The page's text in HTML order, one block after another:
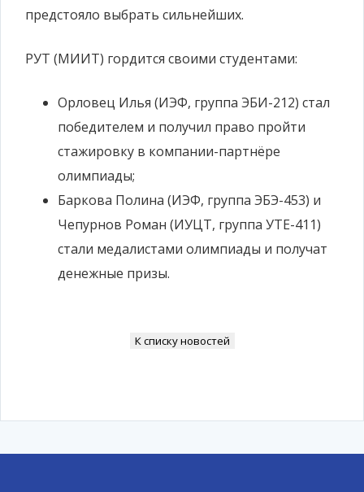
предстояло выбрать сильнейших.
РУТ (МИИТ) гордится своими студентами:
Орловец Илья (ИЭФ, группа ЭБИ-212) стал
победителем и получил право пройти
стажировку в компании-партнёре
олимпиады;
Баркова Полина (ИЭФ, группа ЭБЭ-453) и
Чепурнов Роман (ИУЦТ, группа УТЕ-411)
стали медалистами олимпиады и получат
денежные призы.
К списку новостей